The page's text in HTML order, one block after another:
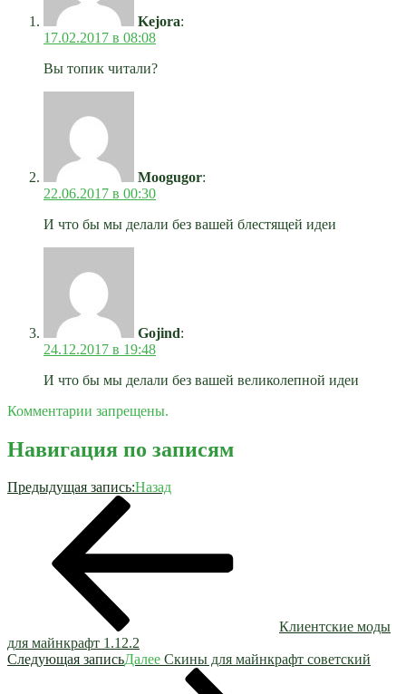
Kejora:
17.02.2017 в 08:08
Вы топик читали?
Moogugor:
22.06.2017 в 00:30
И что бы мы делали без вашей блестящей идеи
Gojind:
24.12.2017 в 19:48
И что бы мы делали без вашей великолепной идеи
Комментарии запрещены.
Навигация по записям
Предыдущая запись:Назад
Клиентские моды
для майнкрафт 1.12.2
Следующая записьДалее Скины для майнкрафт советский